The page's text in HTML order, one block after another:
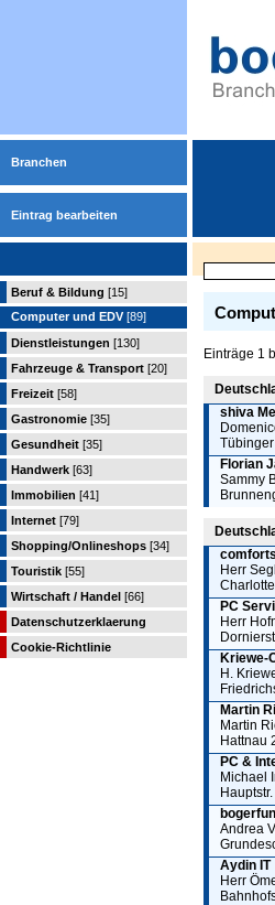
Branchen
Eintrag bearbeiten
Beruf & Bildung [15]
Computer und EDV[89]
Dienstleistungen [130]
Fahrzeuge & Transport [20]
Freizeit [58]
Gastronomie [35]
Gesundheit [35]
Handwerk [63]
Immobilien [41]
Internet [79]
Shopping/Onlineshops [34]
Touristik [55]
Wirtschaft / Handel [66]
Datenschutzerklaerung
Cookie-Richtlinie
Einträge 1
shiva
Florian
Sammy
Herr Segl
PC
Herr
Kriewe-
H.
Martin
Martin
Hattnau
PC &
Michael
Andrea
Aydin IT
Herr